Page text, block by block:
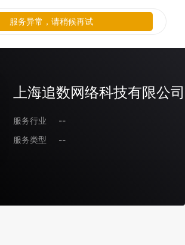
上海追数网络科技有限公司
服务行业
--
服务类型
--
服务异常，请稍候再试